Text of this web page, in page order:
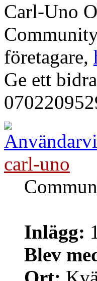
Carl-Uno
företagare,
Ge ett
carl-uno
Inlägg:
Blev